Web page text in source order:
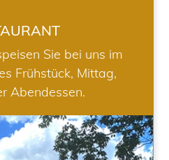
Sie bei uns im
Frühstück, Mittag,
Abendessen.